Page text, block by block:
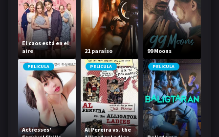
El caos está en el
aire
21 paraíso 99 Moons
PELICULA
Actresses'
PELICULA
Al Pereira vs. the
PELICULA